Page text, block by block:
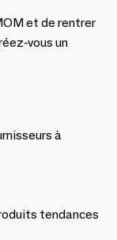
et de rentrer
vous un
à
tendances